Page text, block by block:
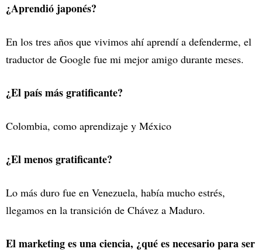
¿Aprendió japonés?
En los tres años que vivimos ahí aprendí a defenderme, el
traductor de Google fue mi mejor amigo durante meses.
¿El país más gratificante?
Colombia, como aprendizaje y México
¿El menos gratificante?
Lo más duro fue en Venezuela, había mucho estrés,
llegamos en la transición de Chávez a Maduro.
El marketing es una ciencia, ¿qué es necesario para ser